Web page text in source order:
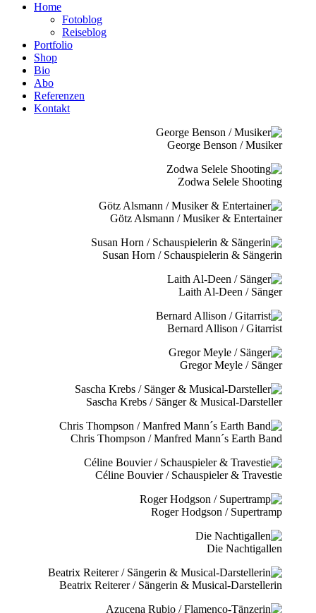
Home
Fotoblog
Reiseblog
Portfolio
Shop
Bio
Abo
Referenzen
Kontakt
George Benson / Musiker
Zodwa Selele Shooting
Götz Alsmann / Musiker & Entertainer
Susan Horn / Schauspielerin & Sängerin
Laith Al-Deen / Sänger
Bernard Allison / Gitarrist
Gregor Meyle / Sänger
Sascha Krebs / Sänger & Musical-Darsteller
Chris Thompson / Manfred Mann´s Earth Band
Céline Bouvier / Schauspieler & Travestie
Roger Hodgson / Supertramp
Die Nachtigallen
Beatrix Reiterer / Sängerin & Musical-Darstellerin